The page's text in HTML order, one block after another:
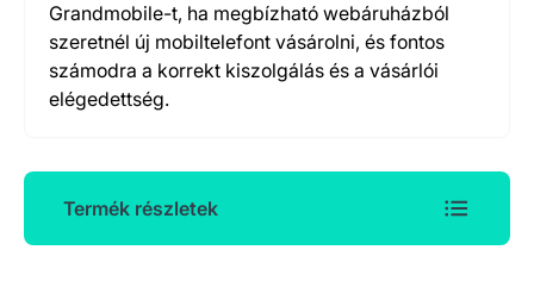
Grandmobile-t, ha megbízható webáruházból
szeretnél új mobiltelefont vásárolni, és fontos
számodra a korrekt kiszolgálás és a vásárlói
elégedettség.
Termék részletek